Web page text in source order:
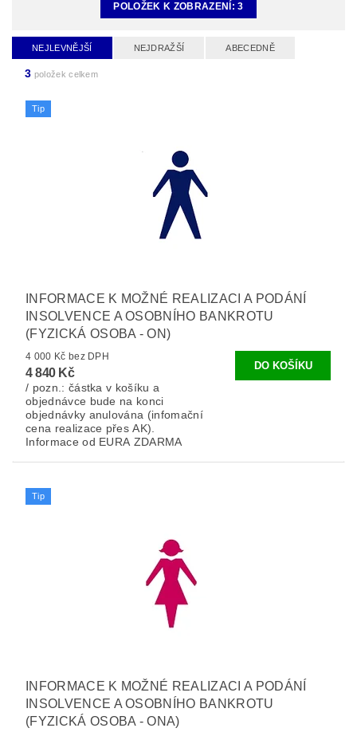
POLOŽEK K ZOBRAZENÍ:3
NEJLEVNĚJŠÍ NEJDRAŽŠÍ ABECEDNĚ
3 položek celkem
Tip
INFORMACE K MOŽNÉ REALIZACI A PODÁNÍ
INSOLVENCE A OSOBNÍHO BANKROTU
(FYZICKÁ OSOBA - ON)
4 000 Kč bez DPH
4 840 Kč
/ pozn.: částka v košíku a
objednávce bude na konci
objednávky anulována (infomační
cena realizace přes AK).
Informace od EURA ZDARMA
Tip
INFORMACE K MOŽNÉ REALIZACI A PODÁNÍ
INSOLVENCE A OSOBNÍHO BANKROTU
(FYZICKÁ OSOBA - ONA)